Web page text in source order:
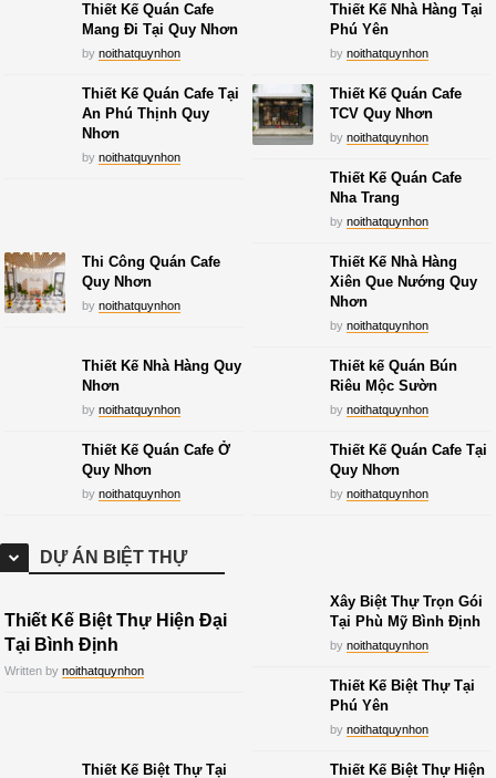
Thiết Kế Quán Cafe
Mang Đi Tại Quy Nhơn
bynoithatquynhon
Thiết Kế Nhà Hàng Tại
Phú Yên
bynoithatquynhon
Thiết Kế Quán Cafe Tại
An Phú Thịnh Quy
Nhơn
bynoithatquynhon
Thiết Kế Quán Cafe
TCV Quy Nhơn
bynoithatquynhon
Thiết Kế Quán Cafe
Nha Trang
bynoithatquynhon
Thi Công Quán Cafe
Quy Nhơn
bynoithatquynhon
Thiết Kế Nhà Hàng
Xiên Que Nướng Quy
Nhơn
bynoithatquynhon
Thiết Kế Nhà Hàng Quy
Nhơn
bynoithatquynhon
Thiết kế Quán Bún
Riêu Mộc Sườn
bynoithatquynhon
Thiết Kế Quán Cafe Ở
Quy Nhơn
bynoithatquynhon
Thiết Kế Quán Cafe Tại
Quy Nhơn
bynoithatquynhon
DỰ ÁN BIỆT THỰ
Thiết Kế Biệt Thự Hiện Đại
Tại Bình Định
Written bynoithatquynhon
Xây Biệt Thự Trọn Gói
Tại Phù Mỹ Bình Định
bynoithatquynhon
Thiết Kế Biệt Thự Tại
Phú Yên
bynoithatquynhon
Thiết Kế Biệt Thự Tại Thiết Kế Biệt Thự Hiện